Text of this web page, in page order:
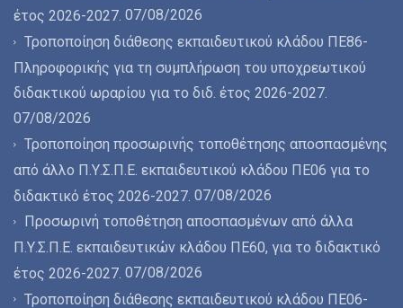
έτος 2026-2027. 07/08/2026
Τροποποίηση διάθεσης εκπαιδευτικού κλάδου ΠΕ86-
Πληροφορικής για τη συμπλήρωση του υποχρεωτικού
διδακτικού ωραρίου για το διδ. έτος 2026-2027.
07/08/2026
Τροποποίηση προσωρινής τοποθέτησης αποσπασμένης
από άλλο Π.Υ.Σ.Π.Ε. εκπαιδευτικού κλάδου ΠΕ06 για το
διδακτικό έτος 2026-2027. 07/08/2026
Προσωρινή τοποθέτηση αποσπασμένων από άλλα
Π.Υ.Σ.Π.Ε. εκπαιδευτικών κλάδου ΠΕ60, για το διδακτικό
έτος 2026-2027. 07/08/2026
Τροποποίηση διάθεσης εκπαιδευτικού κλάδου ΠΕ06-